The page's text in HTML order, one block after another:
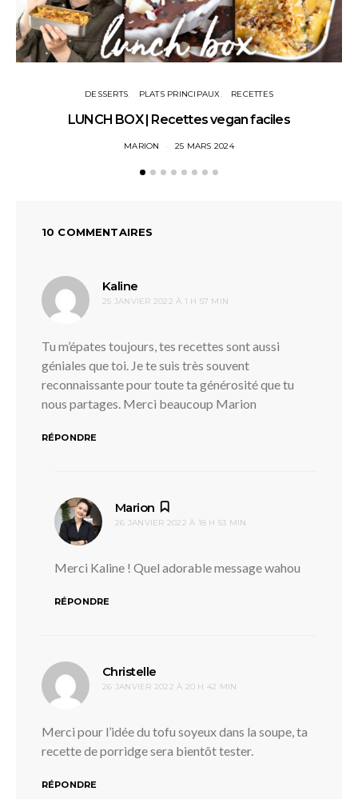
DESSERTS PLATS PRINCIPAUX RECETTES
LUNCH BOX | Recettes vegan faciles
MARION 25 MARS 2024
10 COMMENTAIRES
Kaline
25 JANVIER 2022 À 1 H 57 MIN
Tu m’épates toujours, tes recettes sont aussi
géniales que toi. Je te suis très souvent
reconnaissante pour toute ta générosité que tu
nous partages. Merci beaucoup Marion
RÉPONDRE
Marion
26 JANVIER 2022 À 18 H 53 MIN
Merci Kaline ! Quel adorable message wahou
RÉPONDRE
Christelle
26 JANVIER 2022 À 20 H 42 MIN
Merci pour l’idée du tofu soyeux dans la soupe, ta
recette de porridge sera bientôt tester.
RÉPONDRE